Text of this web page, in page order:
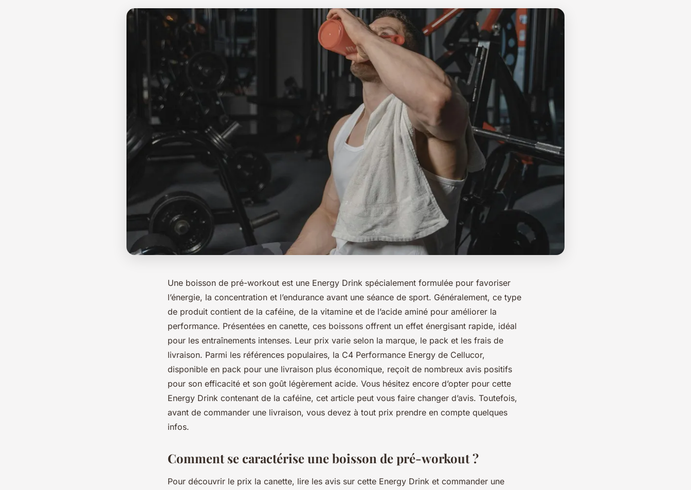
Une boisson de pré-workout est une Energy Drink spécialement formulée pour favoriser
l’énergie, la concentration et l’endurance avant une séance de sport. Généralement, ce type
de produit contient de la caféine, de la vitamine et de l’acide aminé pour améliorer la
performance. Présentées en canette, ces boissons offrent un effet énergisant rapide, idéal
pour les entraînements intenses. Leur prix varie selon la marque, le pack et les frais de
livraison. Parmi les références populaires, la C4 Performance Energy de Cellucor,
disponible en pack pour une livraison plus économique, reçoit de nombreux avis positifs
pour son efficacité et son goût légèrement acide. Vous hésitez encore d’opter pour cette
Energy Drink contenant de la caféine, cet article peut vous faire changer d’avis. Toutefois,
avant de commander une livraison, vous devez à tout prix prendre en compte quelques
infos.
Comment se caractérise une boisson de pré-workout ?
Pour découvrir le prix la canette, lire les avis sur cette Energy Drink et commander une